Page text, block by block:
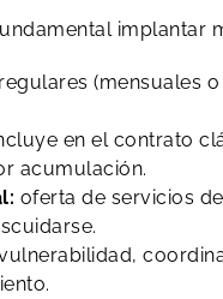
implantar
(mensuales
en el contrato
acumulación.
oferta de servicios